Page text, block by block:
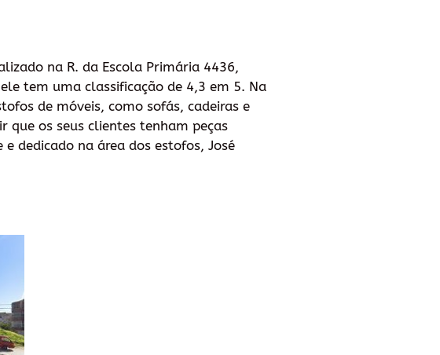
na R. da Escola Primária 4436,
tem uma classificação de 4,3 em 5. Na
de móveis, como sofás, cadeiras e
os seus clientes tenham peças
dedicado na área dos estofos, José